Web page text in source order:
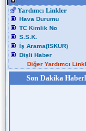
Yardımcı Linkler
Hava Durumu
TC Kimlik No
S.S.K.
İş Arama(ISKUR)
Dişli Haber
Diğer Yardımcı
Son Dakika